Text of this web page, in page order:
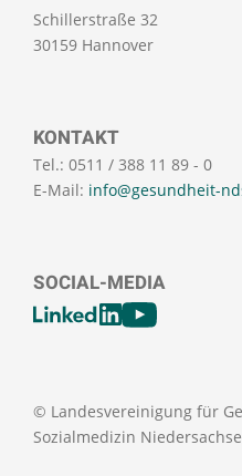
Schillerstraße 32
30159 Hannover
KONTAKT
Tel.: 0511 / 388 11 89 - 0
E-Mail: info@gesundheit-
SOCIAL-MEDIA
© Landesvereinigung für
Sozialmedizin